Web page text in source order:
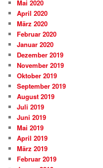
Mai 2020
April 2020
März 2020
Februar 2020
Januar 2020
Dezember 2019
November 2019
Oktober 2019
September 2019
August 2019
Juli 2019
Juni 2019
Mai 2019
April 2019
März 2019
Februar 2019